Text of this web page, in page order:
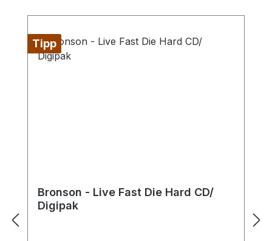
Tipp
Bronson - Live Fast Die Hard CD/
Digipak